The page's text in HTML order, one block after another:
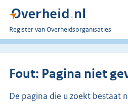
U
bent
Register van Overheidsorganisaties
Fout: Pagina niet
De pagina die u zoekt bestaat